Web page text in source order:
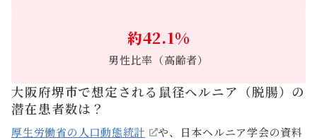
約42.1%
男性比率（高齢者）
大阪府堺市で想定される鼠径ヘルニア（脱腸）の
潜在患者数は？
厚生労働省の人口動態統計
や、日本ヘルニア学会の資料